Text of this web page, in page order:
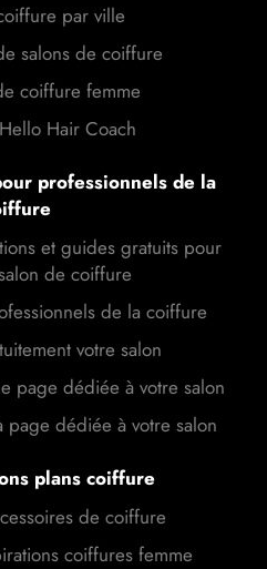
par ville
salons de coiffure
coiffure femme
Hair Coach
professionnels de la
et guides gratuits pour
de coiffure
de la coiffure
votre salon
page dédiée à votre salon
dédiée à votre salon
plans coiffure
de coiffure
coiffures femme